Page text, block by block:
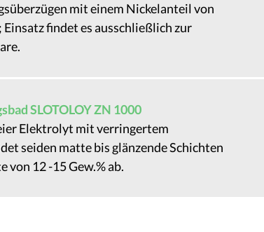
mit einem Nickelanteil von
Einsatz findet es ausschließlich zur
SLOTOLOY ZN 1000
Elektrolyt mit verringertem
seiden matte bis glänzende Schichten
12 -15 Gew.% ab.